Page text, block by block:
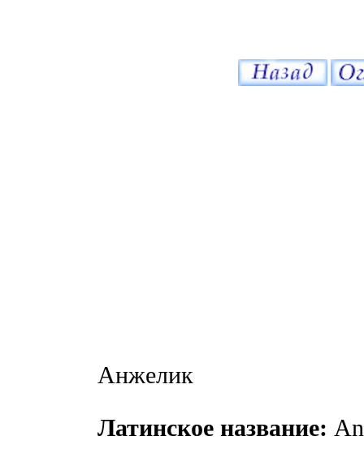
Анжелик
Латинское название: